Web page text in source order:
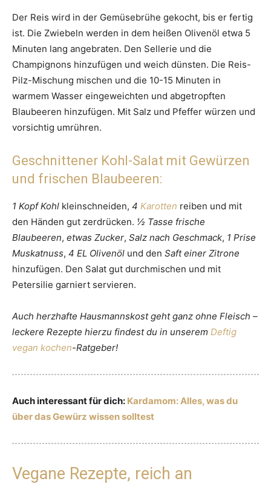
Der Reis wird in der Gemüsebrühe gekocht, bis er fertig
ist. Die Zwiebeln werden in dem heißen Olivenöl etwa 5
Minuten lang angebraten. Den Sellerie und die
Champignons hinzufügen und weich dünsten. Die Reis-
Pilz-Mischung mischen und die 10-15 Minuten in
warmem Wasser eingeweichten und abgetropften
Blaubeeren hinzufügen. Mit Salz und Pfeffer würzen und
vorsichtig umrühren.
Geschnittener Kohl-Salat mit Gewürzen
und frischen Blaubeeren:
1 Kopf Kohl kleinschneiden, 4 Karotten reiben und mit
den Händen gut zerdrücken. ½ Tasse frische
Blaubeeren, etwas Zucker, Salz nach Geschmack, 1 Prise
Muskatnuss, 4 EL Olivenöl und den Saft einer Zitrone
hinzufügen. Den Salat gut durchmischen und mit
Petersilie garniert servieren.
Auch herzhafte Hausmannskost geht ganz ohne Fleisch –
leckere Rezepte hierzu findest du in unserem Deftig
vegan kochen-Ratgeber!
Auch interessant für dich: Kardamom: Alles, was du
über das Gewürz wissen solltest
Vegane Rezepte, reich an